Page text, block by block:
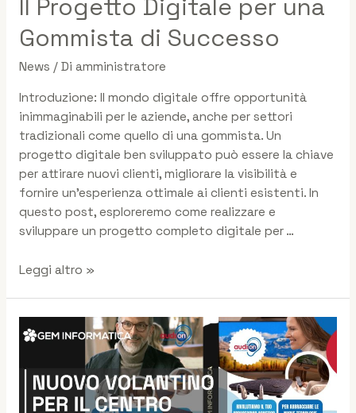
Il Progetto Digitale per una
Gommista di Successo
News / Di amministratore
Introduzione: Il mondo digitale offre opportunità
inimmaginabili per le aziende, anche per settori
tradizionali come quello di una gommista. Un
progetto digitale ben sviluppato può essere la chiave
per attirare nuovi clienti, migliorare la visibilità e
fornire un’esperienza ottimale ai clienti esistenti. In
questo post, esploreremo come realizzare e
sviluppare un progetto completo digitale per …
Leggi altro »